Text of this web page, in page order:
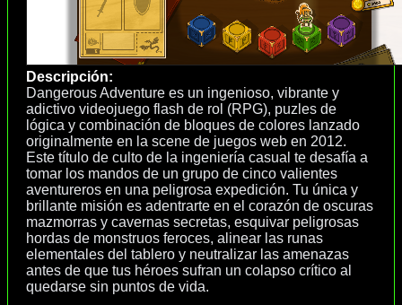
Descripción:
Dangerous Adventure es un ingenioso, vibrante y
adictivo videojuego flash de rol (RPG), puzles de
lógica y combinación de bloques de colores lanzado
originalmente en la scene de juegos web en 2012.
Este título de culto de la ingeniería casual te desafía a
tomar los mandos de un grupo de cinco valientes
aventureros en una peligrosa expedición. Tu única y
brillante misión es adentrarte en el corazón de oscuras
mazmorras y cavernas secretas, esquivar peligrosas
hordas de monstruos feroces, alinear las runas
elementales del tablero y neutralizar las amenazas
antes de que tus héroes sufran un colapso crítico al
quedarse sin puntos de vida.